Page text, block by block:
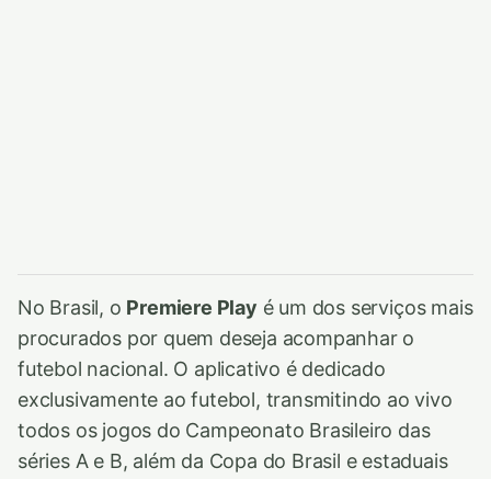
No Brasil, o Premiere Play é um dos serviços mais
procurados por quem deseja acompanhar o
futebol nacional. O aplicativo é dedicado
exclusivamente ao futebol, transmitindo ao vivo
todos os jogos do Campeonato Brasileiro das
séries A e B, além da Copa do Brasil e estaduais